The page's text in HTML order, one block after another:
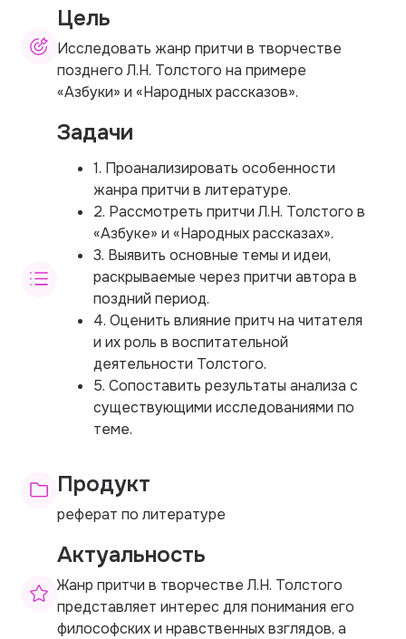
Цель
Исследовать жанр притчи в творчестве
позднего Л.Н. Толстого на примере
«Азбуки» и «Народных рассказов».
Задачи
1. Проанализировать особенности
жанра притчи в литературе.
2. Рассмотреть притчи Л.Н. Толстого в
«Азбуке» и «Народных рассказах».
3. Выявить основные темы и идеи,
раскрываемые через притчи автора в
поздний период.
4. Оценить влияние притч на читателя
и их роль в воспитательной
деятельности Толстого.
5. Сопоставить результаты анализа с
существующими исследованиями по
теме.
Продукт
реферат по литературе
Актуальность
Жанр притчи в творчестве Л.Н. Толстого
представляет интерес для понимания его
философских и нравственных взглядов, а